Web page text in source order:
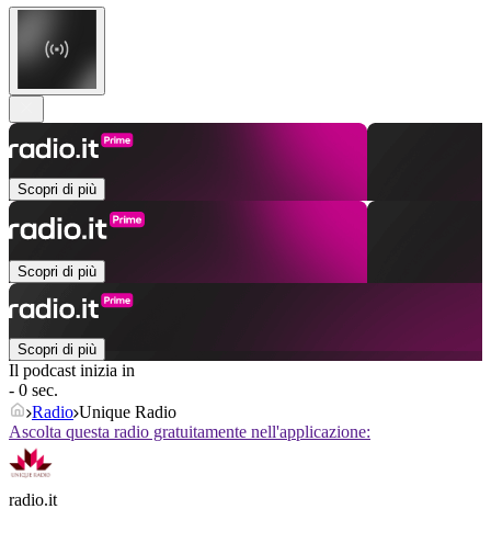
Scopri di più
Scopri di più
Scopri di più
Il podcast inizia in
- 0 sec.
Radio Unique Radio
Ascolta questa radio gratuitamente nell'applicazione:
radio.it